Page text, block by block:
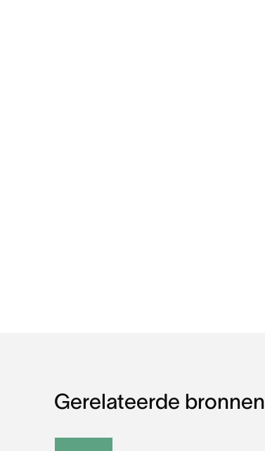
Gerelateerde bronnen